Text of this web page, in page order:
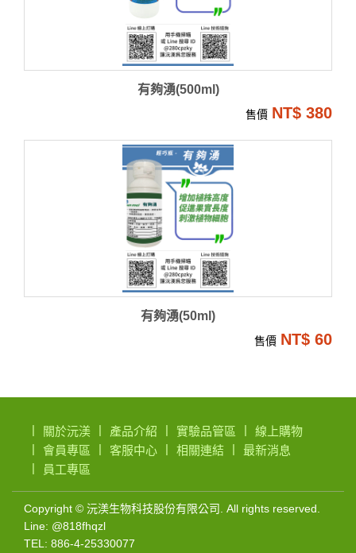
有夠湧(500ml)
售價 NT$ 380
有夠湧(50ml)
售價 NT$ 60
關於沅渼 產品介紹 實驗品管區
線上購物
會員專區
客服中心 相關連結
最新消息
員工專區
微
生
Copyright © 沅渼生物科技股份有限公司. All rights reserved.
Line: @818fhqzl
TEL: 886-4-25330077